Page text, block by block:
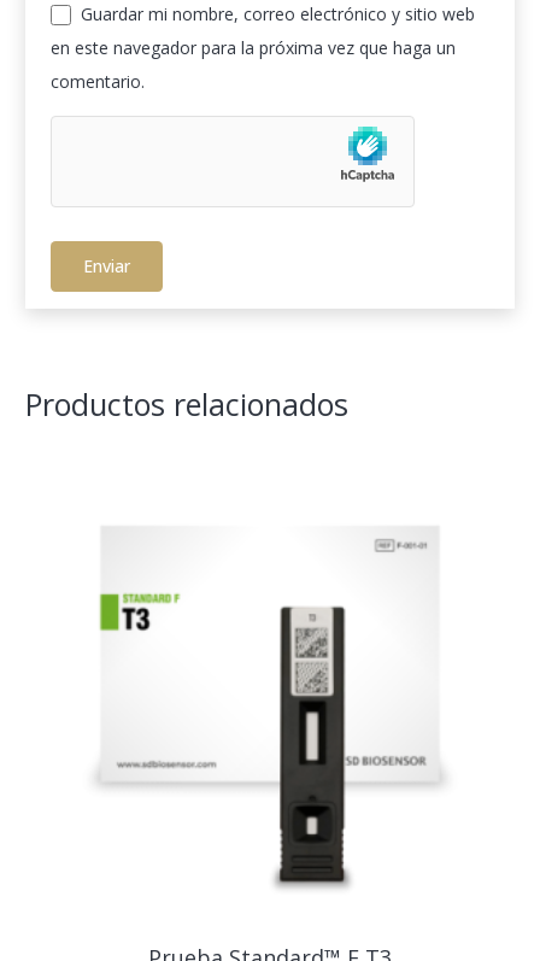
Guardar mi nombre, correo electrónico y sitio web
en este navegador para la próxima vez que haga un
comentario.
Productos relacionados